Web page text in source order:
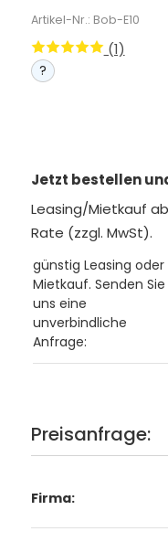
Artikel-Nr.: Bob-E10
(1)
?
Jetzt bestellen
Leasing/Mietkauf ab
Rate (zzgl. MwSt).
günstig Leasing oder
Mietkauf. Senden Sie
uns eine
unverbindliche
Anfrage:
Preisanfrage:
Firma: